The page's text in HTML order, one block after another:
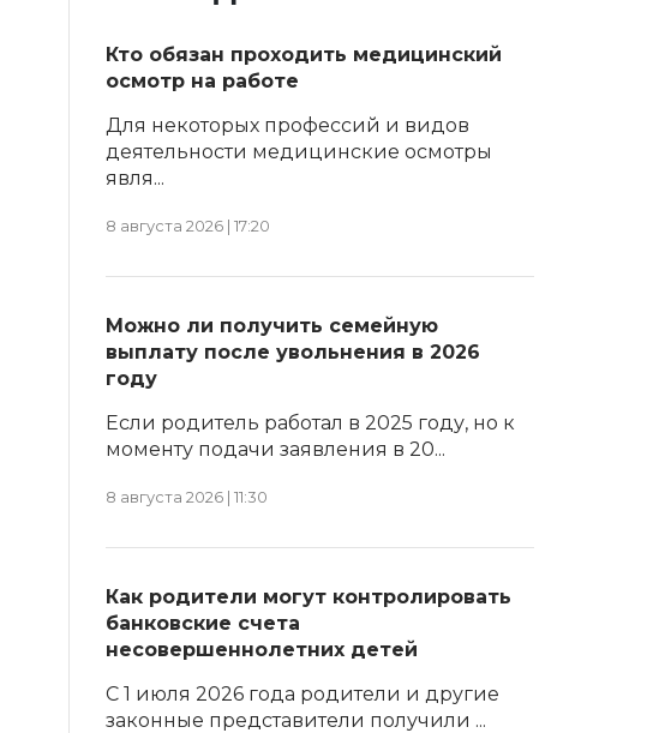
Кто обязан проходить медицинский
осмотр на работе
Для некоторых профессий и видов
деятельности медицинские осмотры
явля...
8 августа 2026 | 17:20
Можно ли получить семейную
выплату после увольнения в 2026
году
Если родитель работал в 2025 году, но к
моменту подачи заявления в 20...
8 августа 2026 | 11:30
Как родители могут контролировать
банковские счета
несовершеннолетних детей
С 1 июля 2026 года родители и другие
законные представители получили ...